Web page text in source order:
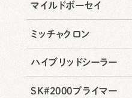
マイルドボーセイ
ミッチャクロン
ハイブリッドシーラー
SK#2000プライマー